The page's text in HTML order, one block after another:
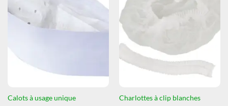
Calots à usage unique Charlottes à clip blanches